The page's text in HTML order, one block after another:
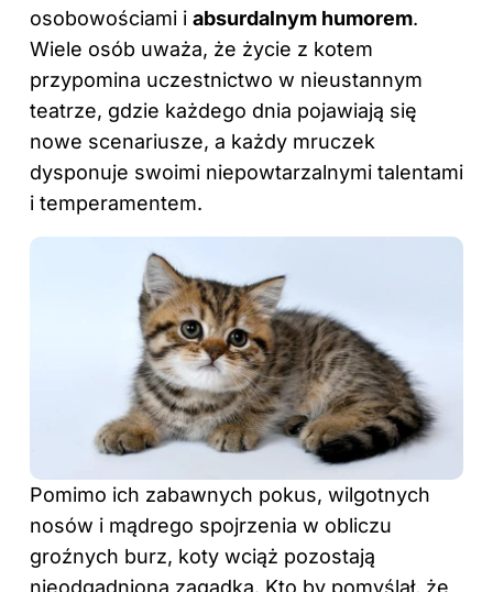
osobowościami i absurdalnym humorem.
Wiele osób uważa, że życie z kotem
przypomina uczestnictwo w nieustannym
teatrze, gdzie każdego dnia pojawiają się
nowe scenariusze, a każdy mruczek
dysponuje swoimi niepowtarzalnymi talentami
i temperamentem.
Pomimo ich zabawnych pokus, wilgotnych
nosów i mądrego spojrzenia w obliczu
groźnych burz, koty wciąż pozostają